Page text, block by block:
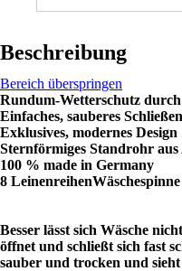
Beschreibung
Bereich überspringen
Rundum-Wetterschutz
Einfaches, sauberes
Exklusives, modernes Design
Sternförmiges Standrohr
100 % made in Germany
8 Leinenreihen
Besser lässt sich Wäsche
öffnet und schließt sich fast
sauber und trocken und